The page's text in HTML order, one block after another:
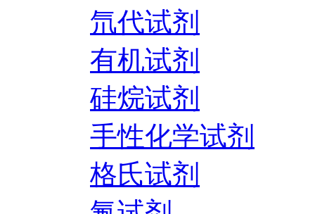
氘代试剂
有机试剂
硅烷试剂
手性化学试剂
格氏试剂